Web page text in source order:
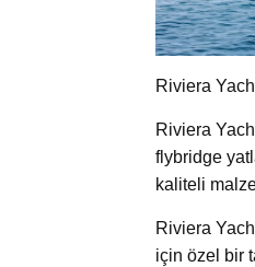
Riviera
Riviera
flybridge
kaliteli
Riviera
için özel bir